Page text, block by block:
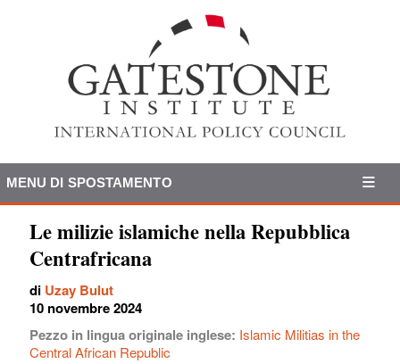
MENU DI SPOSTAMENTO
Le milizie islamiche nella Repubblica
Centrafricana
di Uzay Bulut
10 novembre 2024
Pezzo in lingua originale inglese: Islamic Militias in the
Central African Republic